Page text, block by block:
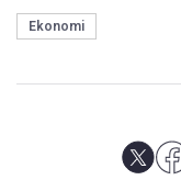
Ekonomi